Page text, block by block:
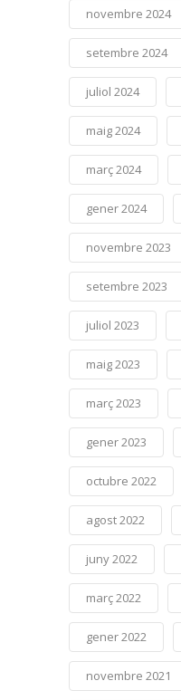
novembre 2024
setembre 2024
juliol 2024
maig 2024
març 2024
gener 2024
novembre 2023
setembre 2023
juliol 2023
maig 2023
març 2023
gener 2023
octubre 2022
agost 2022
juny 2022
març 2022
gener 2022
novembre 2021